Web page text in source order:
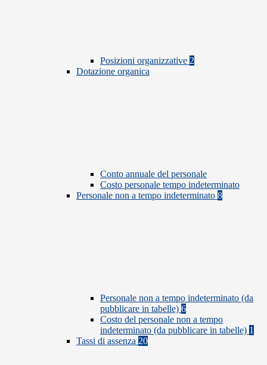
Posizioni organizzative 2
Dotazione organica
Conto annuale del personale
Costo personale tempo indeterminato
Personale non a tempo indeterminato 8
Personale non a tempo indeterminato (da
pubblicare in tabelle) 6
Costo del personale non a tempo
indeterminato (da pubblicare in tabelle) 1
Tassi di assenza 20